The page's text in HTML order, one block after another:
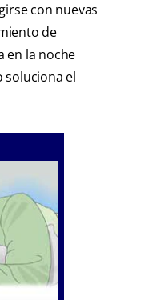
con nuevas
de
en la noche
soluciona el